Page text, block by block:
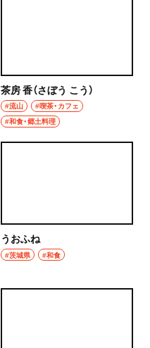
茶房 香（さぼう こう）
#流山
#喫茶・カフェ
#和食・郷土料理
うおふね
#茨城県 #和食